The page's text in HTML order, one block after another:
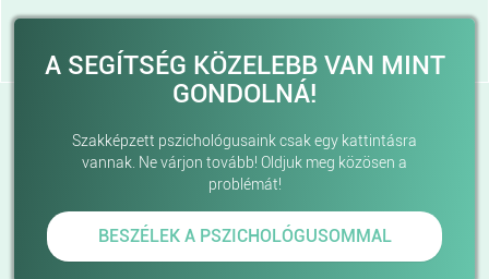
A SEGÍTSÉG KÖZELEBB VAN MINT
GONDOLNÁ!
Szakképzett pszichológusaink csak egy kattintásra
vannak. Ne várjon tovább! Oldjuk meg közösen a
problémát!
BESZÉLEK A PSZICHOLÓGUSOMMAL